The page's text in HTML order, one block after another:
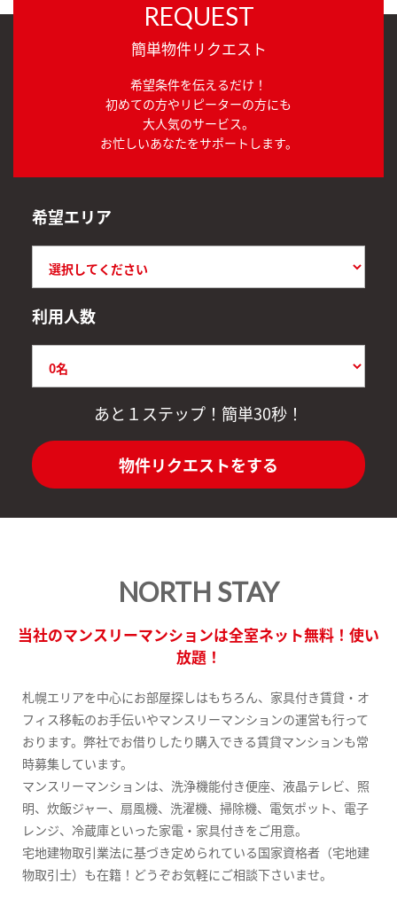
REQUEST
簡単物件リクエスト
希望条件を伝えるだけ！
初めての方やリピーターの方にも
大人気のサービス。
お忙しいあなたをサポートします。
希望エリア
利用人数
あと１ステップ！簡単30秒！
物件リクエストをする
NORTH STAY
当社のマンスリーマンションは全室ネット無料！使い
放題！
札幌エリアを中心にお部屋探しはもちろん、家具付き賃貸・オ
フィス移転のお手伝いやマンスリーマンションの運営も行って
おります。弊社でお借りしたり購入できる賃貸マンションも常
時募集しています。
マンスリーマンションは、洗浄機能付き便座、液晶テレビ、照
明、炊飯ジャー、扇風機、洗濯機、掃除機、電気ポット、電子
レンジ、冷蔵庫といった家電・家具付きをご用意。
宅地建物取引業法に基づき定められている国家資格者（宅地建
物取引士）も在籍！どうぞお気軽にご相談下さいませ。